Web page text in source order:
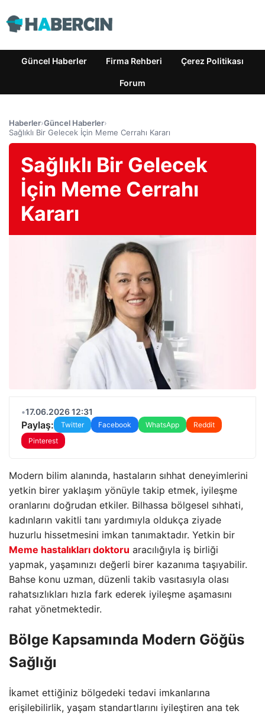
Güncel Haberler Firma Rehberi Çerez Politikası
Forum
Haberler›Güncel Haberler›
Sağlıklı Bir Gelecek İçin Meme Cerrahı Kararı
Sağlıklı Bir Gelecek
İçin Meme Cerrahı
Kararı
•17.06.2026 12:31
Paylaş: Twitter Facebook WhatsApp
Reddit
Pinterest
Modern bilim alanında, hastaların sıhhat deneyimlerini
yetkin birer yaklaşım yönüyle takip etmek, iyileşme
oranlarını doğrudan etkiler. Bilhassa bölgesel sıhhati,
kadınların vakitli tanı yardımıyla oldukça ziyade
huzurlu hissetmesini imkan tanımaktadır. Yetkin bir
Meme hastalıkları doktoru aracılığıyla iş birliği
yapmak, yaşamınızı değerli birer kazanıma taşıyabilir.
Bahse konu uzman, düzenli takib vasıtasıyla olası
rahatsızlıkları hızla fark ederek iyileşme aşamasını
rahat yönetmektedir.
Bölge Kapsamında Modern Göğüs
Sağlığı
İkamet ettiğiniz bölgedeki tedavi imkanlarına
erişilebilirlik, yaşam standartlarını iyileştiren ana tek